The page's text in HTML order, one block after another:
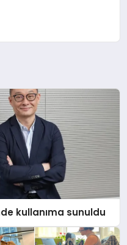
kullanıma sunuldu